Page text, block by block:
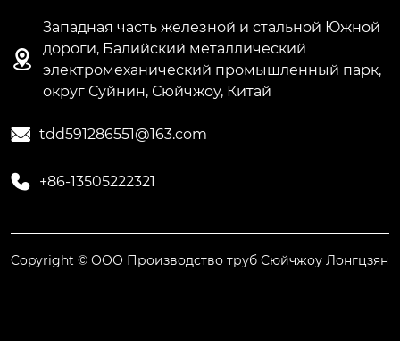

Западная часть железной и стальной Южной
дороги, Балийский металлический
электромеханический промышленный парк,
округ Суйнин, Сюйчжоу, Китай
 tdd591286551@163.com
 +86-13505222321
Copyright © ООО Производство труб Сюйчжоу Лонгцзян